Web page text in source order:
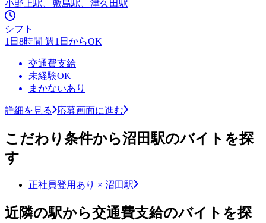
小野上駅、敷島駅、津久田駅
シフト
1日8時間 週1日からOK
交通費支給
未経験OK
まかないあり
詳細を見る 応募画面に進む
こだわり条件から沼田駅のバイトを探
す
正社員登用あり × 沼田駅
近隣の駅から交通費支給のバイトを探